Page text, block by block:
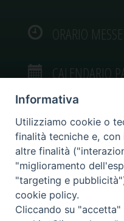
ORARIO MESSE
CALENDARIO
VIDEOGALLERY
Informativa
Utilizziamo cookie o
finalità tecniche e,
altre finalità
"miglioramento
"targeting e
cookie policy.
Cliccando su